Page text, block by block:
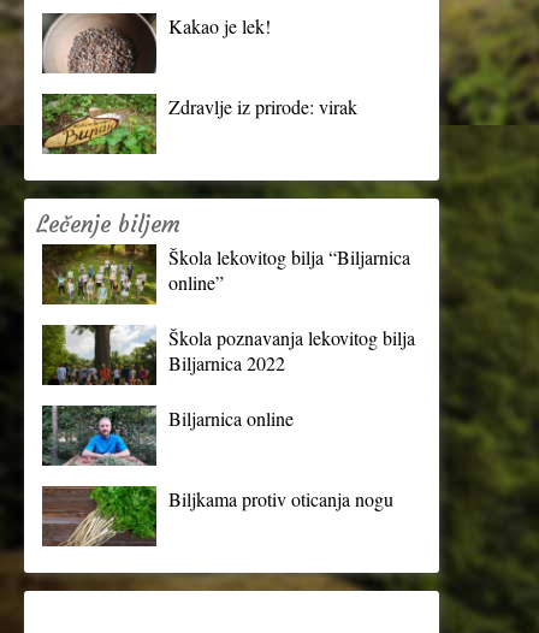
Kakao je lek!
Zdravlje iz prirode: virak
Lečenje biljem
Škola lekovitog bilja “Biljarnica
online”
Škola poznavanja lekovitog bilja
Biljarnica 2022
Biljarnica online
Biljkama protiv oticanja nogu